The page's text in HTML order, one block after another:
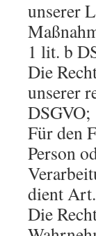
unserer
1 lit. b
Die
unserer
DSGVO;
Für den
Person
dient
Die